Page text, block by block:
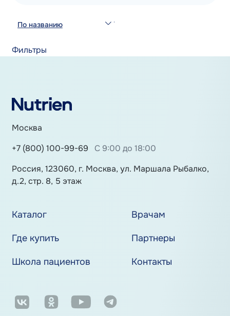
По названию
Фильтры
Москва
+7 (800) 100-99-69
С 9:00 до 18:00
Россия, 123060, г. Москва, ул. Маршала Рыбалко,
д.2, стр. 8, 5 этаж
Каталог
Врачам
Где купить
Партнеры
Школа пациентов
Контакты